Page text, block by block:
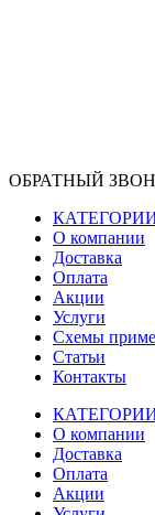
ОБРАТНЫЙ
О компании
Доставка
Оплата
Акции
Услуги
Схемы
Статьи
Контакты
О компании
Доставка
Оплата
Акции